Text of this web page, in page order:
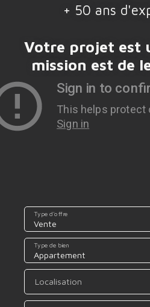
+ 50 ans
Votre projet est
mission est de
Vente
Type d'offre
Appartement
Type de bien
Localisation